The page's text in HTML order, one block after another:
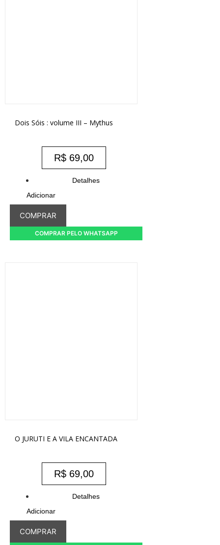
Dois Sóis : volume III – Mythus
R$69,00
Detalhes
Adicionar
COMPRAR
COMPRAR PELO WHATSAPP
O JURUTI E A VILA ENCANTADA
R$69,00
Detalhes
Adicionar
COMPRAR